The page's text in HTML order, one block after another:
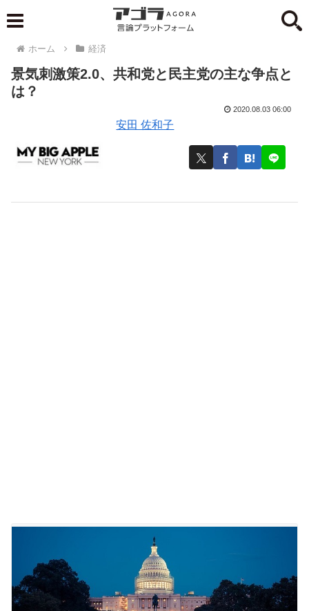
ホーム 経済
景気刺激策2.0、共和党と民主党の主な争点と
は？
安田 佐和子
2020.08.03 06:00